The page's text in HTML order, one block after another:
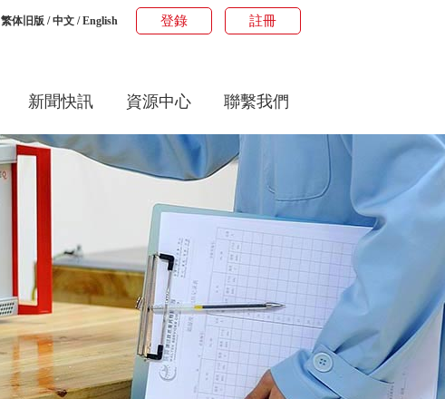
登錄 註冊
繁体旧版/中文/English
新聞快訊 資源中心 聯繫我們